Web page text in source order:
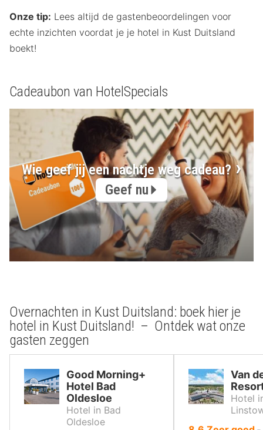
Onze tip: Lees altijd de gastenbeoordelingen voor
echte inzichten voordat je je hotel in Kust Duitsland
boekt!
Cadeaubon van HotelSpecials
Wie geef jij een nachtje weg cadeau?
Geef nu
Overnachten in Kust Duitsland: boek hier je
hotel in Kust Duitsland! – Ontdek wat onze
gasten zeggen
Good Morning+
Hotel Bad
Oldesloe
Hotel in Bad
Oldesloe
Van
Hotel